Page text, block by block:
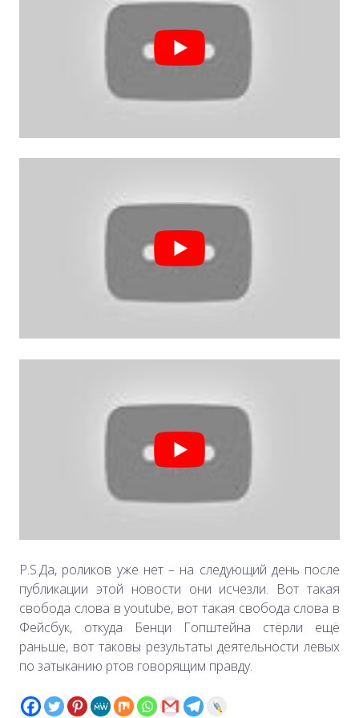
P.S.Да, роликов уже нет – на следующий день после
публикации этой новости они исчезли. Вот такая
свобода слова в youtube, вот такая свобода слова в
Фейсбук, откуда Бенци Гопштейна стёрли ещё
раньше, вот таковы результаты деятельности левых
по затыканию ртов говорящим правду.